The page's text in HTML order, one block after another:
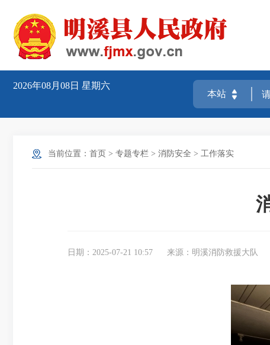
2026年08月08日 星期六
当前位置： 首页 > 专题专栏 > 消防安全 > 工作落实
日期：2025-07-21 10:57 来源：明溪消防救援大队